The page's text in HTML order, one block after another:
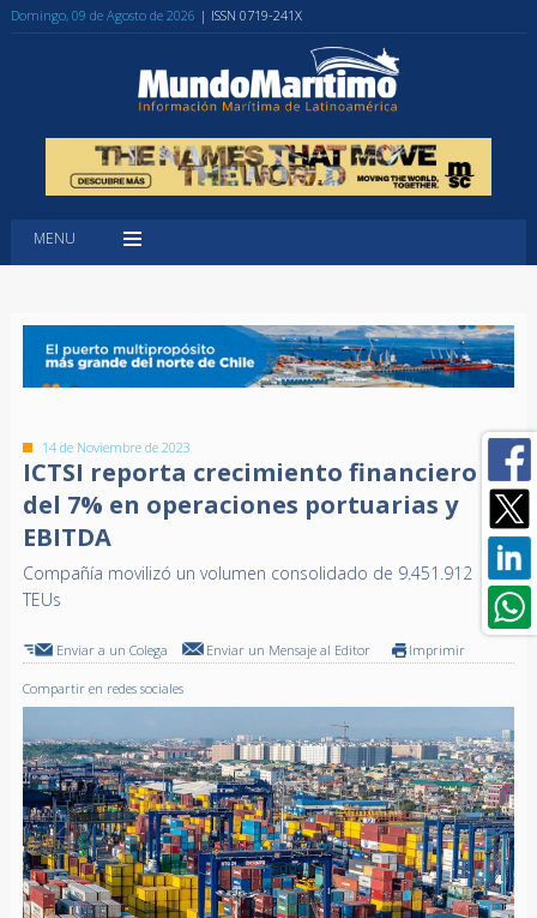
Domingo, 09 de Agosto de 2026 | ISSN 0719-241X
MENU
14 de Noviembre de 2023
ICTSI reporta crecimiento financiero
del 7% en operaciones portuarias y
EBITDA
Compañía movilizó un volumen consolidado de 9.451.912
TEUs
Enviar a un Colega Enviar un Mensaje al Editor Imprimir
Compartir en redes sociales